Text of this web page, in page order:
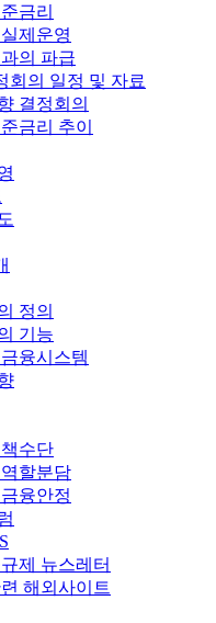
금리
제운영
의 파급
회의 일정 및 자료
결정회의
금리 추이
정의
기능
융시스템
수단
할분담
융안정
제 뉴스레터
해외사이트